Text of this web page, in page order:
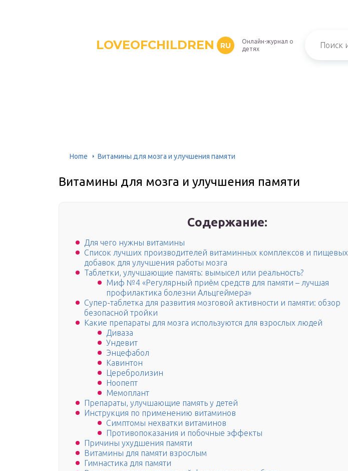
LOVEOFCHILDREN RU
Онлайн-журнал о
детях
Home Витамины для мозга и улучшения памяти
Витамины для мозга и улучшения памяти
Содержание:
Для чего нужны витамины
Список лучших производителей витаминных комплексов и пищевых
добавок для улучшения работы мозга
Таблетки, улучшающие память: вымысел или реальность?
Миф №4 «Регулярный приём средств для памяти – лучшая
профилактика болезни Альцгеймера»
Супер-таблетка для развития мозговой активности и памяти: обзор
безопасной тройки
Какие препараты для мозга используются для взрослых людей
Диваза
Ундевит
Энцефабол
Кавинтон
Церебролизин
Ноопепт
Мемоплант
Препараты, улучшающие память у детей
Инструкция по применению витаминов
Симптомы нехватки витаминов
Противопоказания и побочные эффекты
Причины ухудшения памяти
Витамины для памяти взрослым
Гимнастика для памяти